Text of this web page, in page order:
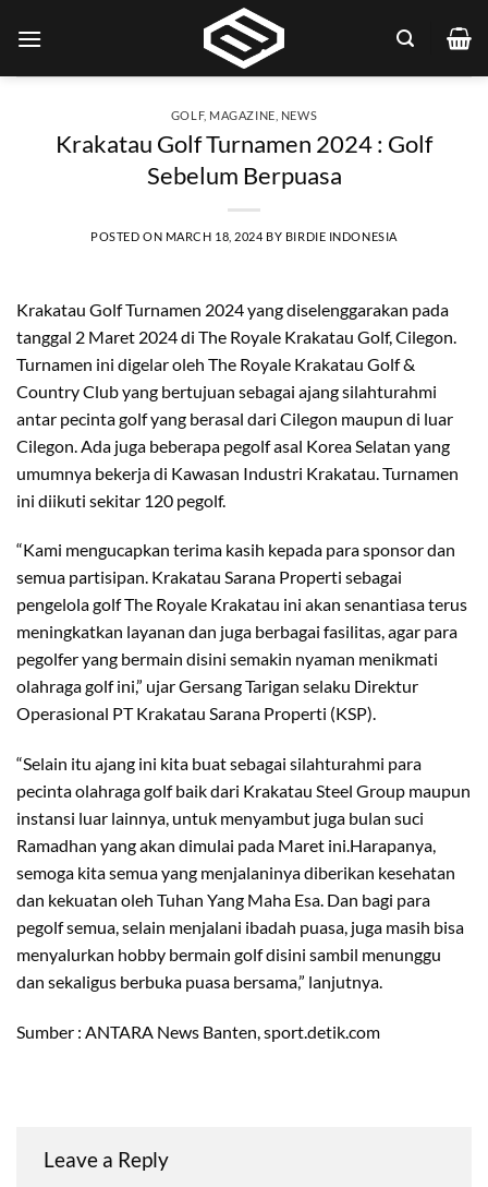
GOLF, MAGAZINE NEWS
Krakatau Golf Turnamen 2024 : Golf
Sebelum Berpuasa
POSTED ON MARCH 18, 2024 BY BIRDIE INDONESIA
Krakatau Golf Turnamen 2024 yang diselenggarakan pada
tanggal 2 Maret 2024 di The Royale Krakatau Golf, Cilegon.
Turnamen ini digelar oleh The Royale Krakatau Golf &
Country Club yang bertujuan sebagai ajang silahturahmi
antar pecinta golf yang berasal dari Cilegon maupun di luar
Cilegon. Ada juga beberapa pegolf asal Korea Selatan yang
umumnya bekerja di Kawasan Industri Krakatau. Turnamen
ini diikuti sekitar 120 pegolf.
“Kami mengucapkan terima kasih kepada para sponsor dan
semua partisipan. Krakatau Sarana Properti sebagai
pengelola golf The Royale Krakatau ini akan senantiasa terus
meningkatkan layanan dan juga berbagai fasilitas, agar para
pegolfer yang bermain disini semakin nyaman menikmati
olahraga golf ini,” ujar Gersang Tarigan selaku Direktur
Operasional PT Krakatau Sarana Properti (KSP).
“Selain itu ajang ini kita buat sebagai silahturahmi para
pecinta olahraga golf baik dari Krakatau Steel Group maupun
instansi luar lainnya, untuk menyambut juga bulan suci
Ramadhan yang akan dimulai pada Maret ini.Harapanya,
semoga kita semua yang menjalaninya diberikan kesehatan
dan kekuatan oleh Tuhan Yang Maha Esa. Dan bagi para
pegolf semua, selain menjalani ibadah puasa, juga masih bisa
menyalurkan hobby bermain golf disini sambil menunggu
dan sekaligus berbuka puasa bersama,” lanjutnya.
Sumber : ANTARA News Banten, sport.detik.com
Leave a Reply